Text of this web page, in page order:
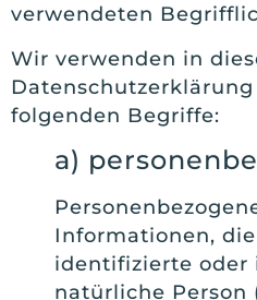
verwendeten
Wir verwenden in
folgenden Begriffe:
a)
Informationen,
identifizierte oder
natürliche Person